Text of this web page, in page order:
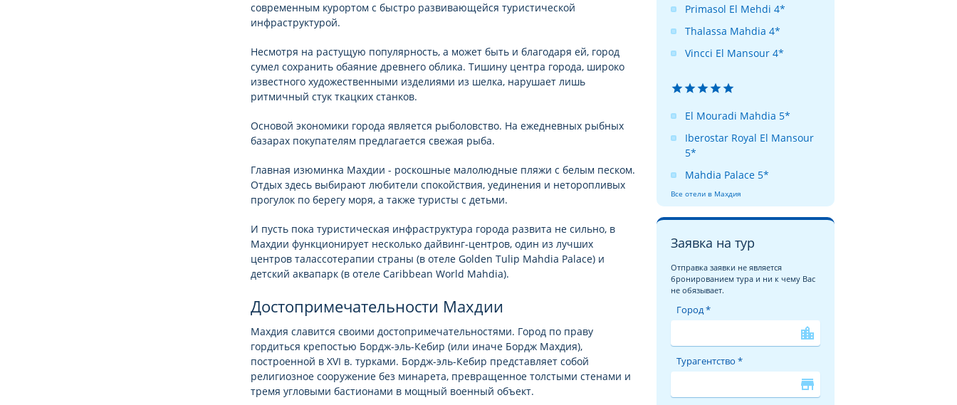
современным курортом с быстро развивающейся туристической
инфраструктурой.
Несмотря на растущую популярность, а может быть и благодаря ей, город
сумел сохранить обаяние древнего облика. Тишину центра города, широко
известного художественными изделиями из шелка, нарушает лишь
ритмичный стук ткацких станков.
Основой экономики города является рыболовство. На ежедневных рыбных
базарах покупателям предлагается свежая рыба.
Главная изюминка Махдии - роскошные малолюдные пляжи с белым песком.
Отдых здесь выбирают любители спокойствия, уединения и неторопливых
прогулок по берегу моря, а также туристы с детьми.
И пусть пока туристическая инфраструктура города развита не сильно, в
Махдии функционирует несколько дайвинг-центров, один из лучших
центров талассотерапии страны (в отеле Golden Tulip Mahdia Palace) и
детский аквапарк (в отеле Caribbean World Mahdia).
Достопримечательности Махдии
Махдия славится своими достопримечательностями. Город по праву
гордиться крепостью Бордж-эль-Кебир (или иначе Бордж Махдия),
построенной в XVI в. турками. Бордж-эль-Кебир представляет собой
религиозное сооружение без минарета, превращенное толстыми стенами и
тремя угловыми бастионами в мощный военный объект.
Primasol El Mehdi 4*
Thalassa Mahdia 4*
Vincci El Mansour 4*
    
El Mouradi Mahdia 5*
Iberostar Royal El Mansour
5*
Mahdia Palace 5*
Все отели в Махдия
Заявка на тур
Отправка заявки не является
бронированием тура и ни к чему Вас
не обязывает.
Город *
location_city
Турагентство *
store